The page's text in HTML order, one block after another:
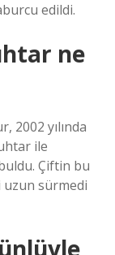
edildi.
ne
2002 yılında
ile
Çiftin bu
sürmedi